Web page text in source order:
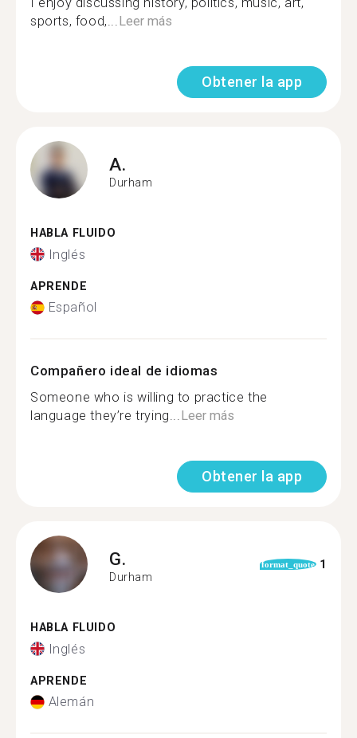
sports, food,...Leer más
Obtener la app
A.
Durham
HABLA FLUIDO
Inglés
APRENDE
Español
Compañero ideal de idiomas
Someone who is willing to practice the
language they’re trying...Leer más
Obtener la app
G.
Durham
format_quote 1
HABLA FLUIDO
Inglés
APRENDE
Alemán